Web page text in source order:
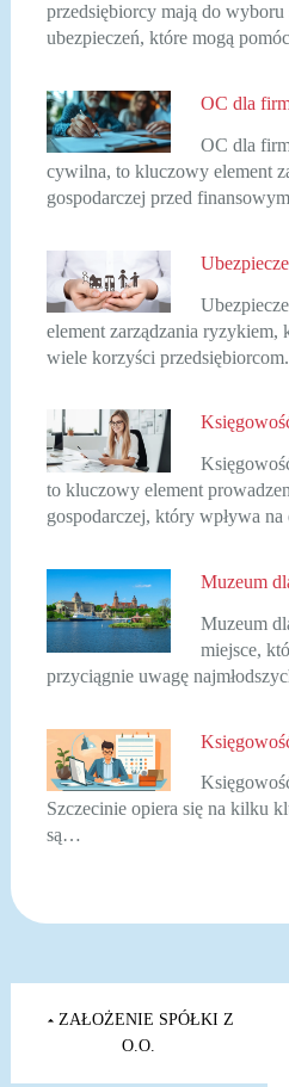
przedsiębiorcy mają do wyboru
ubezpieczeń, które mogą
OC dla
OC dla
cywilna, to kluczowy element
gospodarczej przed
element zarządzania ryzykiem,
wiele korzyści
to kluczowy element
gospodarczej, który wpływa
Muzeum
Muzeum
miejsce,
przyciągnie uwagę
Szczecinie opiera się na kilku
są…
Nawigacja
wpisu
ZAŁOŻENIE SPÓŁKI Z
O.O.